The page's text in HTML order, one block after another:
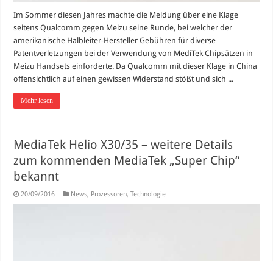
Im Sommer diesen Jahres machte die Meldung über eine Klage
seitens Qualcomm gegen Meizu seine Runde, bei welcher der
amerikanische Halbleiter-Hersteller Gebühren für diverse
Patentverletzungen bei der Verwendung von MediTek Chipsätzen in
Meizu Handsets einforderte. Da Qualcomm mit dieser Klage in China
offensichtlich auf einen gewissen Widerstand stößt und sich ...
Mehr lesen
MediaTek Helio X30/35 – weitere Details
zum kommenden MediaTek „Super Chip“
bekannt
20/09/2016 News, Prozessoren,Technologie